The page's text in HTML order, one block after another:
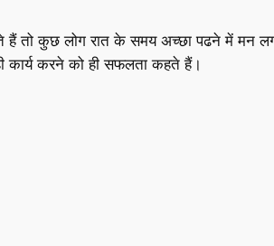
तो कुछ लोग रात के समय अच्छा पढने में मन
कार्य करने को ही सफलता कहते हैं।